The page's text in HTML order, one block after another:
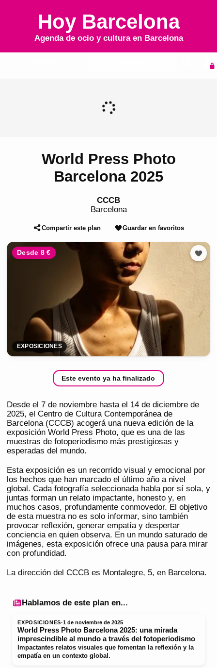
Hoy Barcelona
Agenda de ocio y cultura en Barcelona
World Press Photo
Barcelona 2025
CCCB
Barcelona
Compartir este plan Guardar en favoritos
Desde 8 €
EXPOSICIONES
Este evento ya ha finalizado
Desde el 7 de noviembre hasta el 14 de diciembre de
2025, el Centro de Cultura Contemporánea de
Barcelona (CCCB) acogerá una nueva edición de la
exposición World Press Photo, que es una de las
muestras de fotoperiodismo más prestigiosas y
esperadas del mundo.
Esta exposición es un recorrido visual y emocional por
los hechos que han marcado el último año a nivel
global. Cada fotografía seleccionada habla por sí sola, y
juntas forman un relato impactante, honesto y, en
muchos casos, profundamente conmovedor. El objetivo
de esta muestra no es solo informar, sino también
provocar reflexión, generar empatía y despertar
conciencia en quien observa. En un mundo saturado de
imágenes, esta exposición ofrece una pausa para mirar
con profundidad.
La dirección del CCCB es Montalegre, 5, en Barcelona.
Hablamos de este plan en...
EXPOSICIONES·1 de noviembre de 2025
World Press Photo Barcelona 2025: una mirada
imprescindible al mundo a través del fotoperiodismo
Impactantes relatos visuales que fomentan la reflexión y la
empatía en un contexto global.